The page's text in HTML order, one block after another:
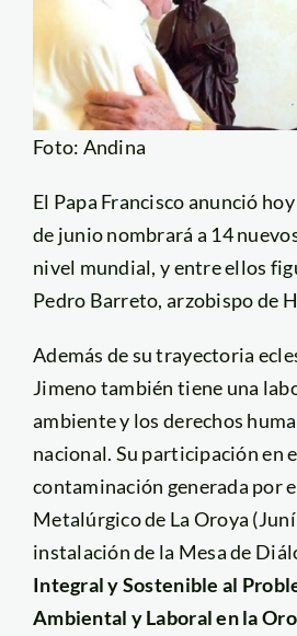
Foto: Andina
El Papa Francisco anunció
de junio nombrará a 14
nivel mundial, y entre ellos
Pedro Barreto, arzobispo de
Además de su trayectoria
Jimeno también tiene una
ambiente y los derechos
nacional. Su participación en
contaminación generada por
Metalúrgico de La Oroya
instalación de la Mesa de
Integral y Sostenible al
Ambiental y Laboral en la